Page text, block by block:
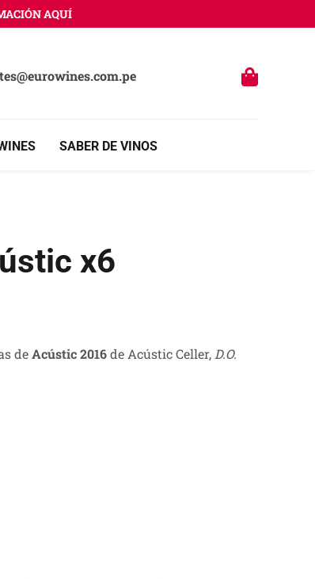
AQUÍ
SABER DE VINOS
x6
deAcústic 2016de Acústic Celler, D.O.